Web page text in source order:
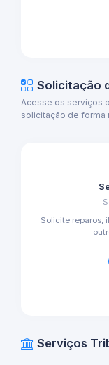
Solicitação
Acesse os serviços
solicitação de forma
Solicite reparos,
Serviços